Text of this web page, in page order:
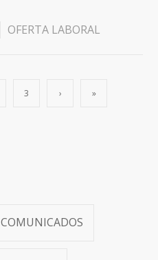
OFERTA LABORAL
3 › »
COMUNICADOS